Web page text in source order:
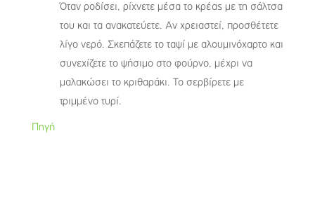
Όταν ροδίσει, ρίχνετε μέσα το κρέας με τη σάλτσα
του και τα ανακατεύετε. Αν χρειαστεί, προσθέτετε
λίγο νερό. Σκεπάζετε το ταψί με αλουμινόχαρτο και
συνεχίζετε το ψήσιμο στο φούρνο, μέχρι να
μαλακώσει το κριθαράκι. Το σερβίρετε με
τριμμένο τυρί.
Πηγή